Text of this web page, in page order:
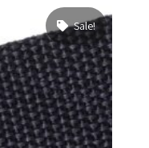
Sale!